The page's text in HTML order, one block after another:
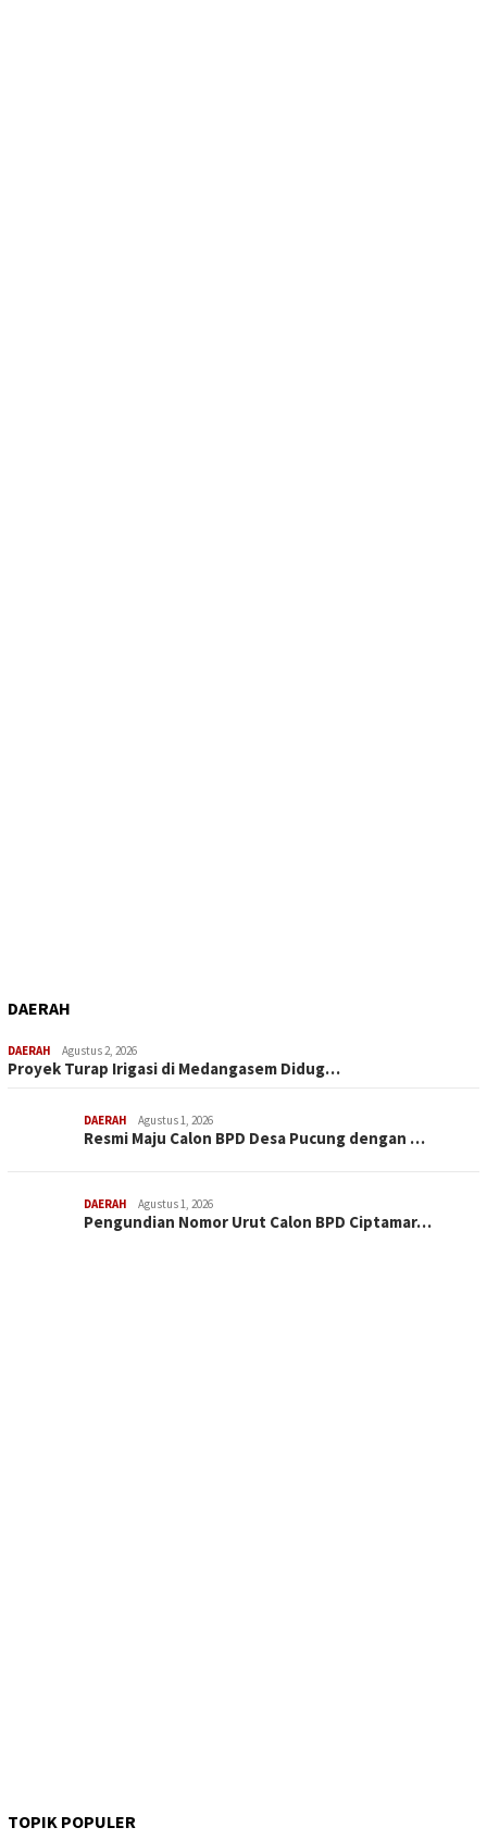
DAERAH
DAERAH Agustus 2, 2026
Proyek Turap Irigasi di Medangasem Didug…
DAERAH Agustus 1, 2026
Resmi Maju Calon BPD Desa Pucung dengan …
DAERAH Agustus 1, 2026
Pengundian Nomor Urut Calon BPD Ciptamar…
TOPIK POPULER